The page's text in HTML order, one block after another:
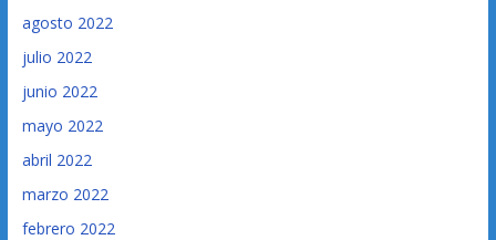
agosto 2022
julio 2022
junio 2022
mayo 2022
abril 2022
marzo 2022
febrero 2022